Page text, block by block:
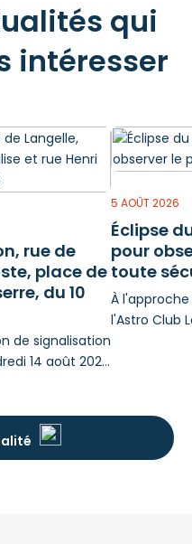
qui
intéresser
rue de
place de
du 10
de signalisation
14 août 2026
de
seront à
la période
5 AOÛT 2026
Éclipse
pour
toute
À
l'Astro Club
Et en fin
vous
Même